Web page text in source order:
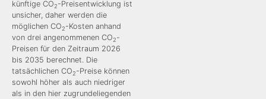
künftige CO2-Preisentwicklung ist
unsicher, daher werden die
möglichen CO2-Kosten anhand
von drei angenommenen CO2-
Preisen für den Zeitraum 2026
bis 2035 berechnet. Die
tatsächlichen CO2-Preise können
sowohl höher als auch niedriger
als in den hier zugrundeliegenden